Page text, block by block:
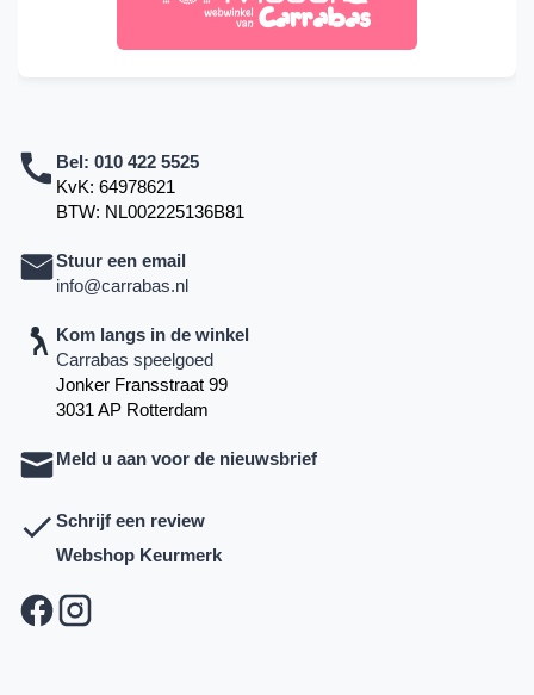
Bel: 010 422 5525
KvK: 64978621
BTW: NL002225136B81
Stuur een email
info@carrabas.nl
Kom langs in de winkel
Carrabas speelgoed
Jonker Fransstraat 99
3031 AP Rotterdam
Meld u aan voor de nieuwsbrief
Schrijf een review
Webshop Keurmerk